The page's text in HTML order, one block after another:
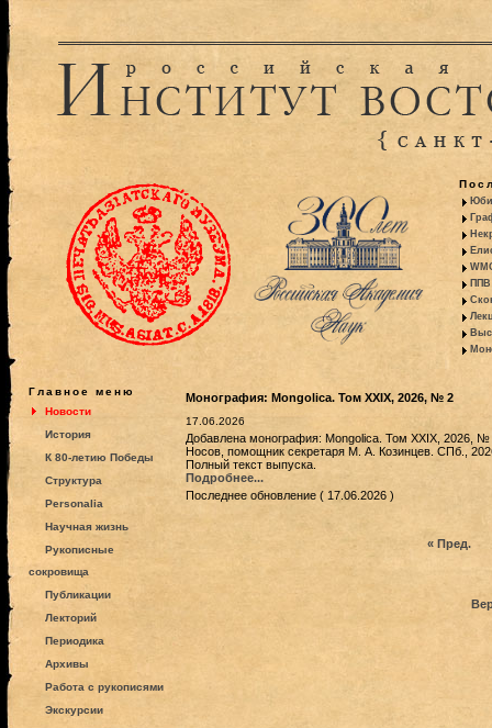
ППВ
Главное меню
Новости
История
К 80-летию Победы
Структура
Personalia
Научная жизнь
Рукописные
сокровища
Публикации
Лекторий
Периодика
Архивы
Работа с рукописями
Экскурсии
Монография: Mongolica. Том XXIX, 2026, № 2
17.06.2026
Добавлена монография: Mongolica. Том XXIX, 2026,
Носов, помощник секретаря М. А. Козинцев. СПб.,
Полный текст выпуска.
Подробнее...
Последнее обновление ( 17.06.2026 )
« Пред.